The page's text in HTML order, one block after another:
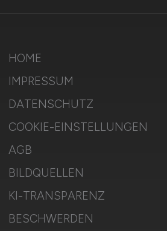
HOME
IMPRESSUM
DATENSCHUTZ
COOKIE-EINSTELLUNGEN
AGB
BILDQUELLEN
KI-TRANSPARENZ
BESCHWERDEN